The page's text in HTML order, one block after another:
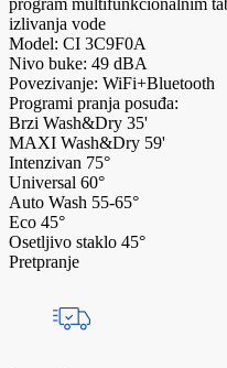
izlivanja vode
Model: CI 3C9F0A
Nivo buke: 49 dBA
Povezivanje: WiFi+Bluetooth
Programi pranja posuđa:
Brzi Wash&Dry 35'
MAXI Wash&Dry 59'
Intenzivan 75°
Universal 60°
Auto Wash 55-65°
Eco 45°
Osetljivo staklo 45°
Pretpranje